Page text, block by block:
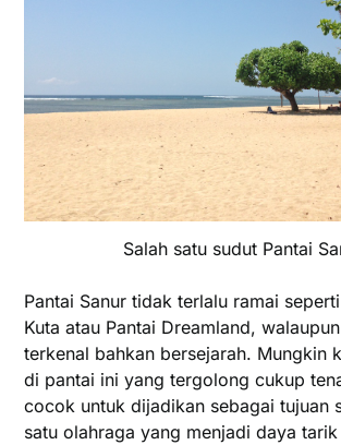
Salah satu sudut Pantai
Pantai Sanur tidak terlalu ramai
Kuta atau Pantai Dreamland,
terkenal bahkan bersejarah. Mungkin
di pantai ini yang tergolong cukup
cocok untuk dijadikan sebagai tujuan
satu olahraga yang menjadi daya